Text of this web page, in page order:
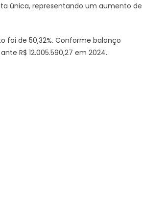
única, representando um aumento de
foi de 50,32%. Conforme balanço
R$ 12.005.590,27 em 2024.